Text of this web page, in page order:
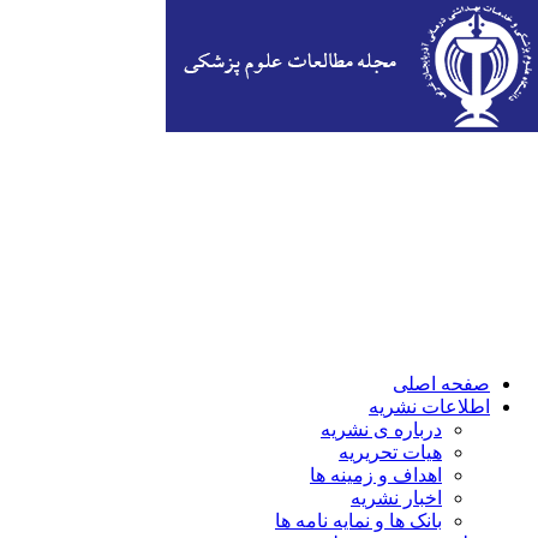
صفحه اصلی
اطلاعات نشریه
درباره ی نشریه
هیات تحریریه
اهداف و زمینه ها
اخبار نشریه
بانک ها و نمایه نامه ها